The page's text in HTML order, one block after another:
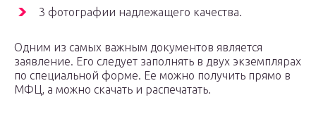
3 фотографии надлежащего качества.
Одним из самых важным документов является
заявление. Его следует заполнять в двух экземплярах
по специальной форме. Ее можно получить прямо в
МФЦ, а можно скачать и распечатать.